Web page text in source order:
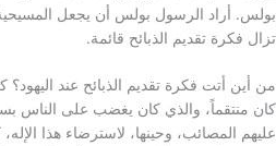
بولس. أراد الرسول بولس أن يجعل المسيحية
تزال فكرة تقديم الذبائح قائمة.
من أين أتت فكرة تقديم الذبائح عند اليهود؟
كان منتقماً، والذي كان يغضب على
عليهم المصائب، وحينها، لاسترضاء هذا